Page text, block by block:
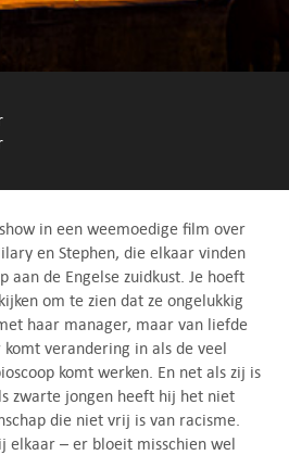
in een weemoedige film over
en Stephen, die elkaar vinden
aan de Engelse zuidkust. Je hoeft
om te zien dat ze ongelukkig
haar manager, maar van liefde
komt verandering in als de veel
komt werken. En net als zij is
zwarte jongen heeft hij het niet
die niet vrij is van racisme.
elkaar – er bloeit misschien wel